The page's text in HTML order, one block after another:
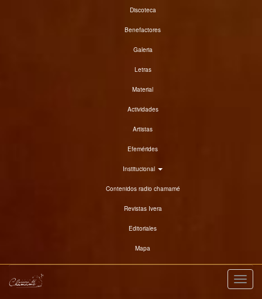
Discoteca
Benefactores
Galeria
Letras
Material
Actividades
Artistas
Efemérides
Institucional
Contenidos radio chamamé
Revistas Ivera
Editoriales
Mapa